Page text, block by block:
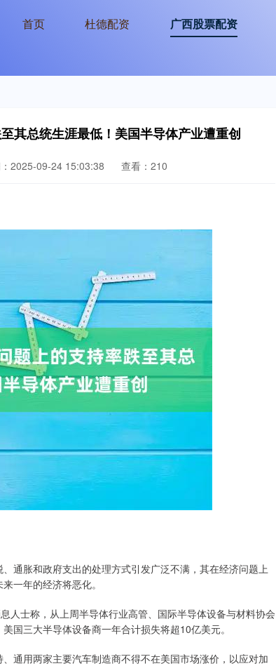
首页 杜德配资 广西股票配资
其总统生涯最低！美国半导体产业遭重创
2025-09-24 15:03:38 查看：210
胀和政府支出的处理方式引发广泛不满，其在经济问题上
一年的经济将恶化。
士称，从上周半导体行业高管、国际半导体设备与材料协会
国三大半导体设备商一年合计损失将超10亿美元。
用两家主要汽车制造商不得不在美国市场涨价，以应对加
沪深300 4694.44